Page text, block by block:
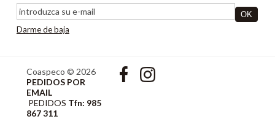
Darme de baja
Coaspeco © 2026
PEDIDOS POR
EMAIL
PEDIDOS Tfn: 985
867 311